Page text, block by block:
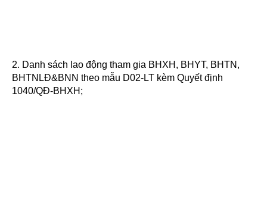
2. Danh sách lao động tham gia BHXH, BHYT, BHTN,
BHTNLĐ&BNN theo mẫu D02-LT kèm Quyết định
1040/QĐ-BHXH;